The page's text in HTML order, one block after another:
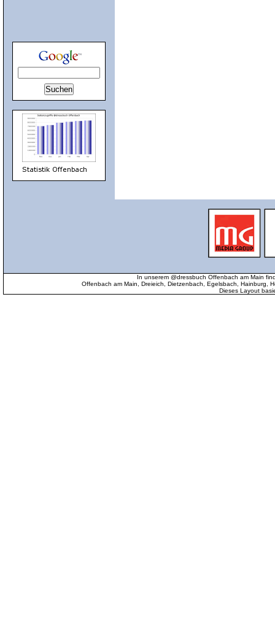
In unserem @dressbuch Offenbach am Main
Offenbach am Main, Dreieich, Dietzenbach, Egelsbach, Hainburg,
Dieses Layout